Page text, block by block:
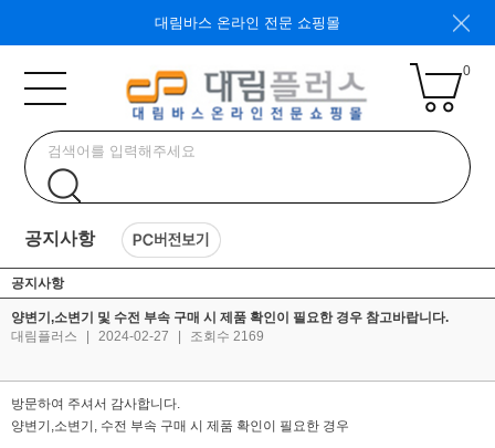
대림바스 온라인 전문 쇼핑몰
0
공지사항
공지사항
양변기,소변기 및 수전 부속 구매 시 제품 확인이 필요한 경우 참고바랍니다.
대림플러스
2024-02-27 조회수 2169
방문하여 주셔서 감사합니다.
양변기,소변기, 수전 부속 구매 시 제품 확인이 필요한 경우